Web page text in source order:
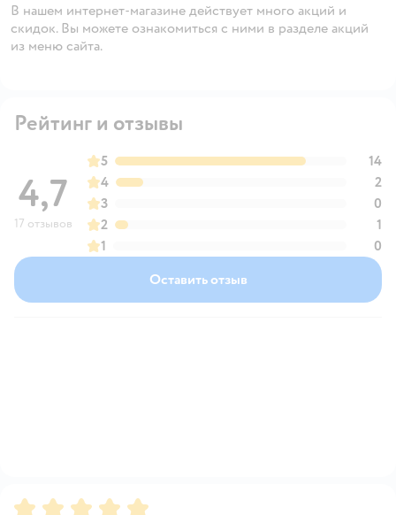
В нашем интернет-магазине действует много акций и
скидок. Вы можете ознакомиться с ними в разделе акций
из меню сайта.
Рейтинг и отзывы
4,7
17 отзывов
5
14
4
2
3
0
2
1
1
0
Оставить отзыв
Рейтинг:5